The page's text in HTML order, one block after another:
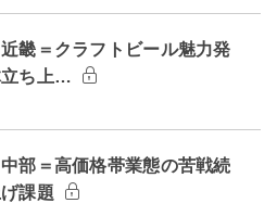
畿＝クラフトビール魅力発
ち上…
部＝高価格帯業態の苦戦続
課題